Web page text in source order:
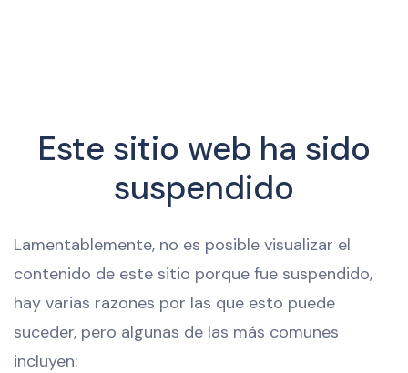
Este sitio web ha sido
suspendido
Lamentablemente, no es posible visualizar el
contenido de este sitio porque fue suspendido,
hay varias razones por las que esto puede
suceder, pero algunas de las más comunes
incluyen: